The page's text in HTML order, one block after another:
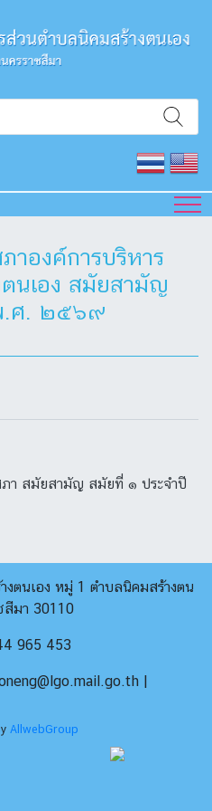
าองค์การบริหาร
นเอง สมัยสามัญ
.ศ. ๒๕๖๙
ภา สมัยสามัญ สมัยที่ ๑ ประจำปี
งตนเอง หมู่ 1 ตำบลนิคมสร้างตน
สีมา 30110
965 453
|
AllwebGroup